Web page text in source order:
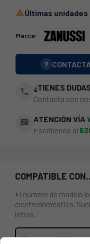
Últimas
Marca:
?
phone
¿TIENES
Contacta con
chat ATENCIÓN VÍA
Escríbenos al
COMPATIBLE
El número de modelo
electrodoméstico.
letras.